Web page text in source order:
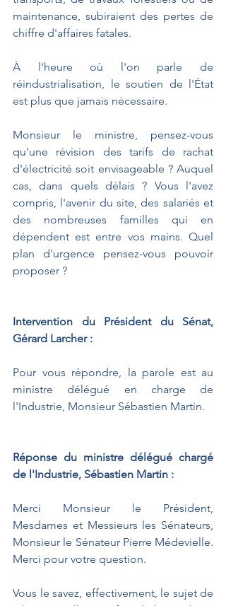
maintenance, subiraient des pertes de
chiffre d'affaires fatales.
À l'heure où l'on parle de
réindustrialisation, le soutien de l'État
est plus que jamais nécessaire.
Monsieur le ministre, pensez-vous
qu'une révision des tarifs de rachat
d'électricité soit envisageable ? Auquel
cas, dans quels délais ? Vous l'avez
compris, l'avenir du site, des salariés et
des nombreuses familles qui en
dépendent est entre vos mains. Quel
plan d'urgence pensez-vous pouvoir
proposer ?
Intervention du Président du Sénat,
Gérard Larcher :
Pour vous répondre, la parole est au
ministre délégué en charge de
l'Industrie, Monsieur Sébastien Martin.
Réponse du ministre délégué chargé
de l'Industrie, Sébastien Martin :
Merci Monsieur le Président,
Mesdames et Messieurs les Sénateurs,
Monsieur le Sénateur Pierre Médevielle.
Merci pour votre question.
Vous le savez, effectivement, le sujet de